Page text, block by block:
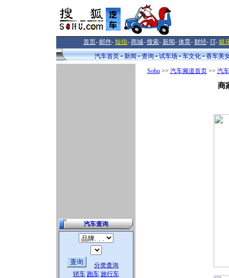
首页- 邮件- 短信- 商城- 搜索- 新闻- 体育- 财经- IT- 娱
汽车首页
新闻 查询 试车场 车文化 香车美
汽车查询
分类查询
轿车 跑车 旅行车
Sohu>> 汽车频道首页>> 汽
商